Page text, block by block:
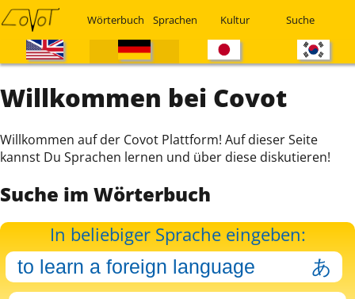
Wörterbuch Sprachen Kultur Suche
Willkommen bei Covot
Willkommen auf der Covot Plattform! Auf dieser Seite
kannst Du Sprachen lernen und über diese diskutieren!
Suche im Wörterbuch
In beliebiger Sprache eingeben: